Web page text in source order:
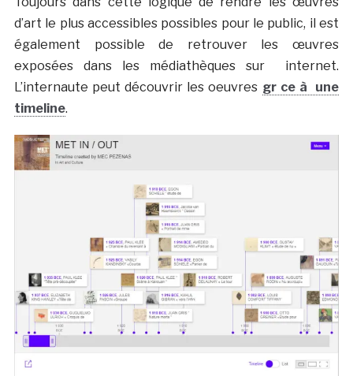
d’art le plus accessibles possibles pour le public, il est
également possible de retrouver les œuvres
exposées dans les médiathèques sur internet.
L’internaute peut découvrir les oeuvres gr ce à une
timeline.